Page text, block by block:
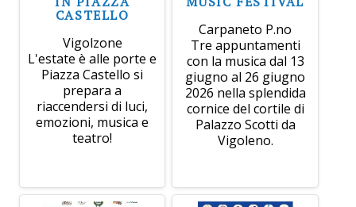
CASTELLO
Vigolzone
L'estate è alle porte e
Piazza Castello si
prepara a
riaccendersi di luci,
emozioni, musica e
teatro!
Carpaneto P.no
Tre appuntamenti
con la musica dal 13
giugno al 26 giugno
2026 nella splendida
cornice del cortile di
Palazzo Scotti da
Vigoleno.